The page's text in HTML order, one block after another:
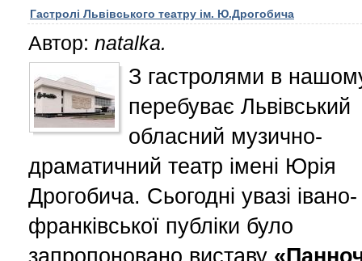
Гастролі Львівського театру ім. Ю.Дрогобича
Автор: natalka.
З гастролями в
перебуває Львівський
обласний музично-
драматичний театр імені Юрія
Дрогобича. Сьогодні увазі івано-
франківської публіки було